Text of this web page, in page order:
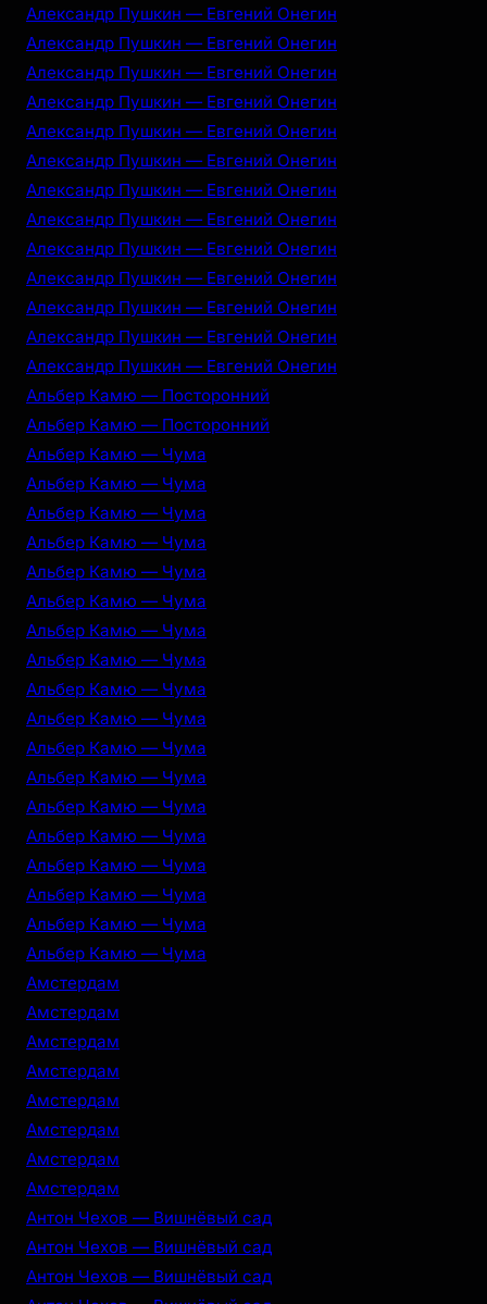
Александр Пушкин — Евгений Онегин
Александр Пушкин — Евгений Онегин
Александр Пушкин — Евгений Онегин
Александр Пушкин — Евгений Онегин
Александр Пушкин — Евгений Онегин
Александр Пушкин — Евгений Онегин
Александр Пушкин — Евгений Онегин
Александр Пушкин — Евгений Онегин
Александр Пушкин — Евгений Онегин
Александр Пушкин — Евгений Онегин
Александр Пушкин — Евгений Онегин
Александр Пушкин — Евгений Онегин
Александр Пушкин — Евгений Онегин
Альбер Камю — Посторонний
Альбер Камю — Посторонний
Альбер Камю — Чума
Альбер Камю — Чума
Альбер Камю — Чума
Альбер Камю — Чума
Альбер Камю — Чума
Альбер Камю — Чума
Альбер Камю — Чума
Альбер Камю — Чума
Альбер Камю — Чума
Альбер Камю — Чума
Альбер Камю — Чума
Альбер Камю — Чума
Альбер Камю — Чума
Альбер Камю — Чума
Альбер Камю — Чума
Альбер Камю — Чума
Альбер Камю — Чума
Альбер Камю — Чума
Амстердам
Амстердам
Амстердам
Амстердам
Амстердам
Амстердам
Амстердам
Амстердам
Антон Чехов — Вишнёвый сад
Антон Чехов — Вишнёвый сад
Антон Чехов — Вишнёвый сад